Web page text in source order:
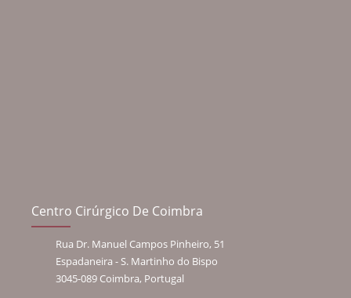
Centro Cirúrgico De Coimbra
Rua Dr. Manuel Campos Pinheiro, 51
Espadaneira - S. Martinho do Bispo
3045-089 Coimbra, Portugal